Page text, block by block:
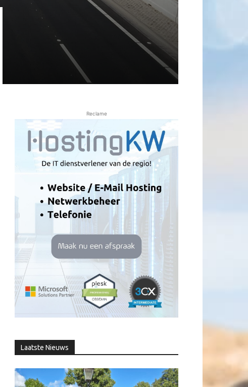
Reclame
Laatste Nieuws